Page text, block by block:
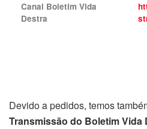
Canal Boletim Vida
Destra
Devido a pedidos, temos
Transmissão do Boletim Vida